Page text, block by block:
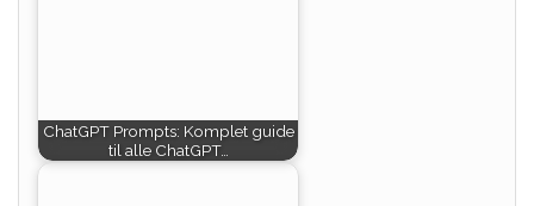
ChatGPT Prompts: Komplet guide
til alle ChatGPT…